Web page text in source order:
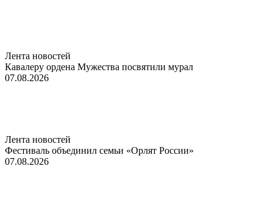
Лента новостей
Кавалеру ордена Мужества посвятили мурал
07.08.2026
Лента новостей
Фестиваль объединил семьи «Орлят России»
07.08.2026